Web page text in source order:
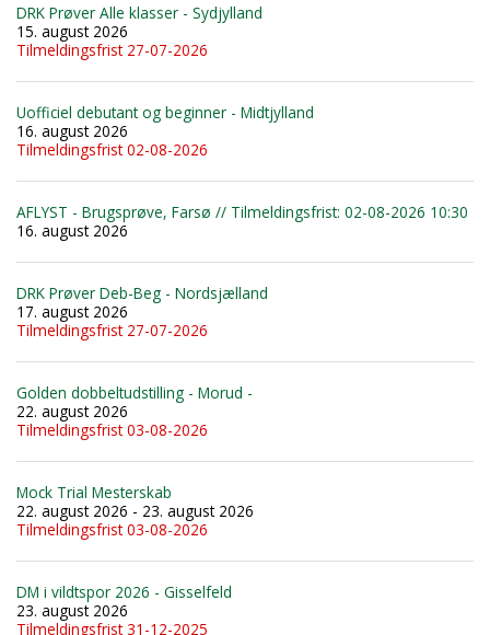
DRK Prøver Alle klasser - Sydjylland
15. august 2026
Tilmeldingsfrist 27-07-2026
Uofficiel debutant og beginner - Midtjylland
16. august 2026
Tilmeldingsfrist 02-08-2026
AFLYST - Brugsprøve, Farsø // Tilmeldingsfrist: 02-08-2026 10:30
16. august 2026
DRK Prøver Deb-Beg - Nordsjælland
17. august 2026
Tilmeldingsfrist 27-07-2026
Golden dobbeltudstilling - Morud -
22. august 2026
Tilmeldingsfrist 03-08-2026
Mock Trial Mesterskab
22. august 2026 - 23. august 2026
Tilmeldingsfrist 03-08-2026
DM i vildtspor 2026 - Gisselfeld
23. august 2026
Tilmeldingsfrist 31-12-2025